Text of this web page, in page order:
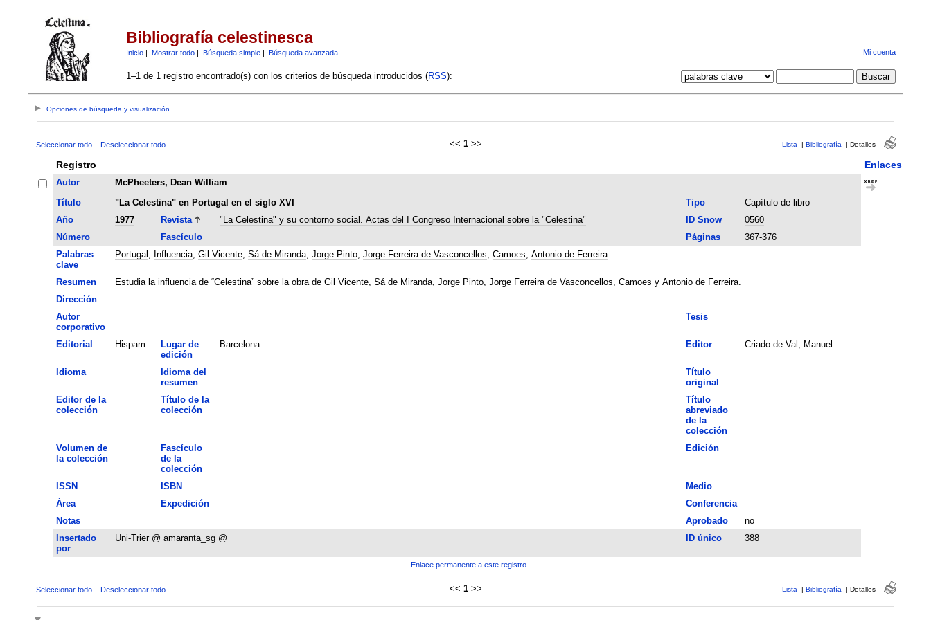
Bibliografía celestinesca
Inicio| Mostrar todo| Búsqueda simple| Búsqueda avanzada Mi cuenta
1–1 de 1 registro encontrado(s) con los criterios de búsqueda introducidos (RSS):
Opciones de búsqueda y visualización
Seleccionar todo Deseleccionar todo << 1 >> Lista | Bibliografía | Detalles
Registro Enlaces
Autor
McPheeters, Dean William
Título
"La Celestina" en Portugal en el siglo XVI Tipo
Capítulo de libro
Año
1977 Revista "La Celestina" y su contorno social. Actas del I Congreso Internacional sobre la "Celestina" ID Snow
0560
Número
Fascículo Páginas
367-376
Palabras
clave
Portugal ; Influencia; Gil Vicente; Sá de Miranda; Jorge Pinto; Jorge Ferreira de Vasconcellos; Camoes; Antonio de Ferreira
Resumen
Estudia la influencia de “Celestina” sobre la obra de Gil Vicente, Sá de Miranda, Jorge Pinto, Jorge Ferreira de Vasconcellos, Camoes y Antonio de Ferreira.
Dirección
Autor
corporativo
Tesis
Editorial Hispam
Lugar de
edición
Barcelona Editor Criado de Val, Manuel
Idioma
Idioma del
resumen
Título
original
Editor de la
colección
Título de la
colección
Título
abreviado
de la
colección
Volumen de
la colección
Fascículo
de la
colección
Edición
ISSN ISBN
Medio
Área
Expedición
Conferencia
Notas
Aprobado
no
Insertado
por
Uni-Trier @ amaranta_sg @ ID único 388
Enlace permanente a este registro
Seleccionar todo Deseleccionar todo << 1 >> Lista | Bibliografía | Detalles